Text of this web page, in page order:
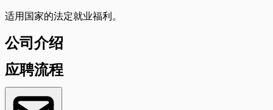
适用国家的法定就业福利。
公司介绍
应聘流程